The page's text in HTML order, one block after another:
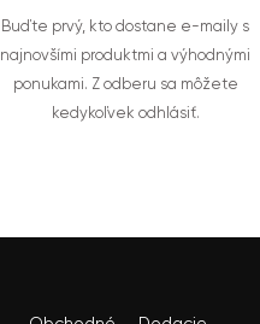
Buďte prvý, kto dostane e-maily s
najnovšími produktmi a výhodnými
ponukami. Z odberu sa môžete
kedykoľvek odhlásiť.